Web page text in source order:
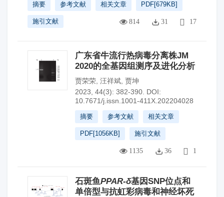
摘要 参考文献 相关文章 PDF[679KB]
施引文献 814 31 17
广东省牛流行热病毒分离株JM
2020的全基因组测序及进化分析
贾荣荣 汪祥斌 贾坤
2023, 44(3): 382-390. DOI:
10.7671/j.issn.1001-411X.202204028
摘要 参考文献 相关文章
PDF[1056KB] 施引文献
1135 36 1
石斑鱼PPAR-δ基因SNP位点和
单倍型与抗虹彩病毒和神经坏死